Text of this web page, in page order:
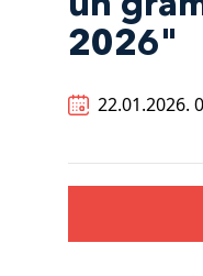
2026"
22.01.2026.